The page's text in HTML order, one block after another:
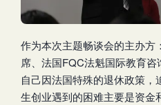
作为本次主题畅谈会的主办方
席、法国FQC法魁国际教育
自己因法国特殊的退休政策
生创业遇到的困难主要是资金